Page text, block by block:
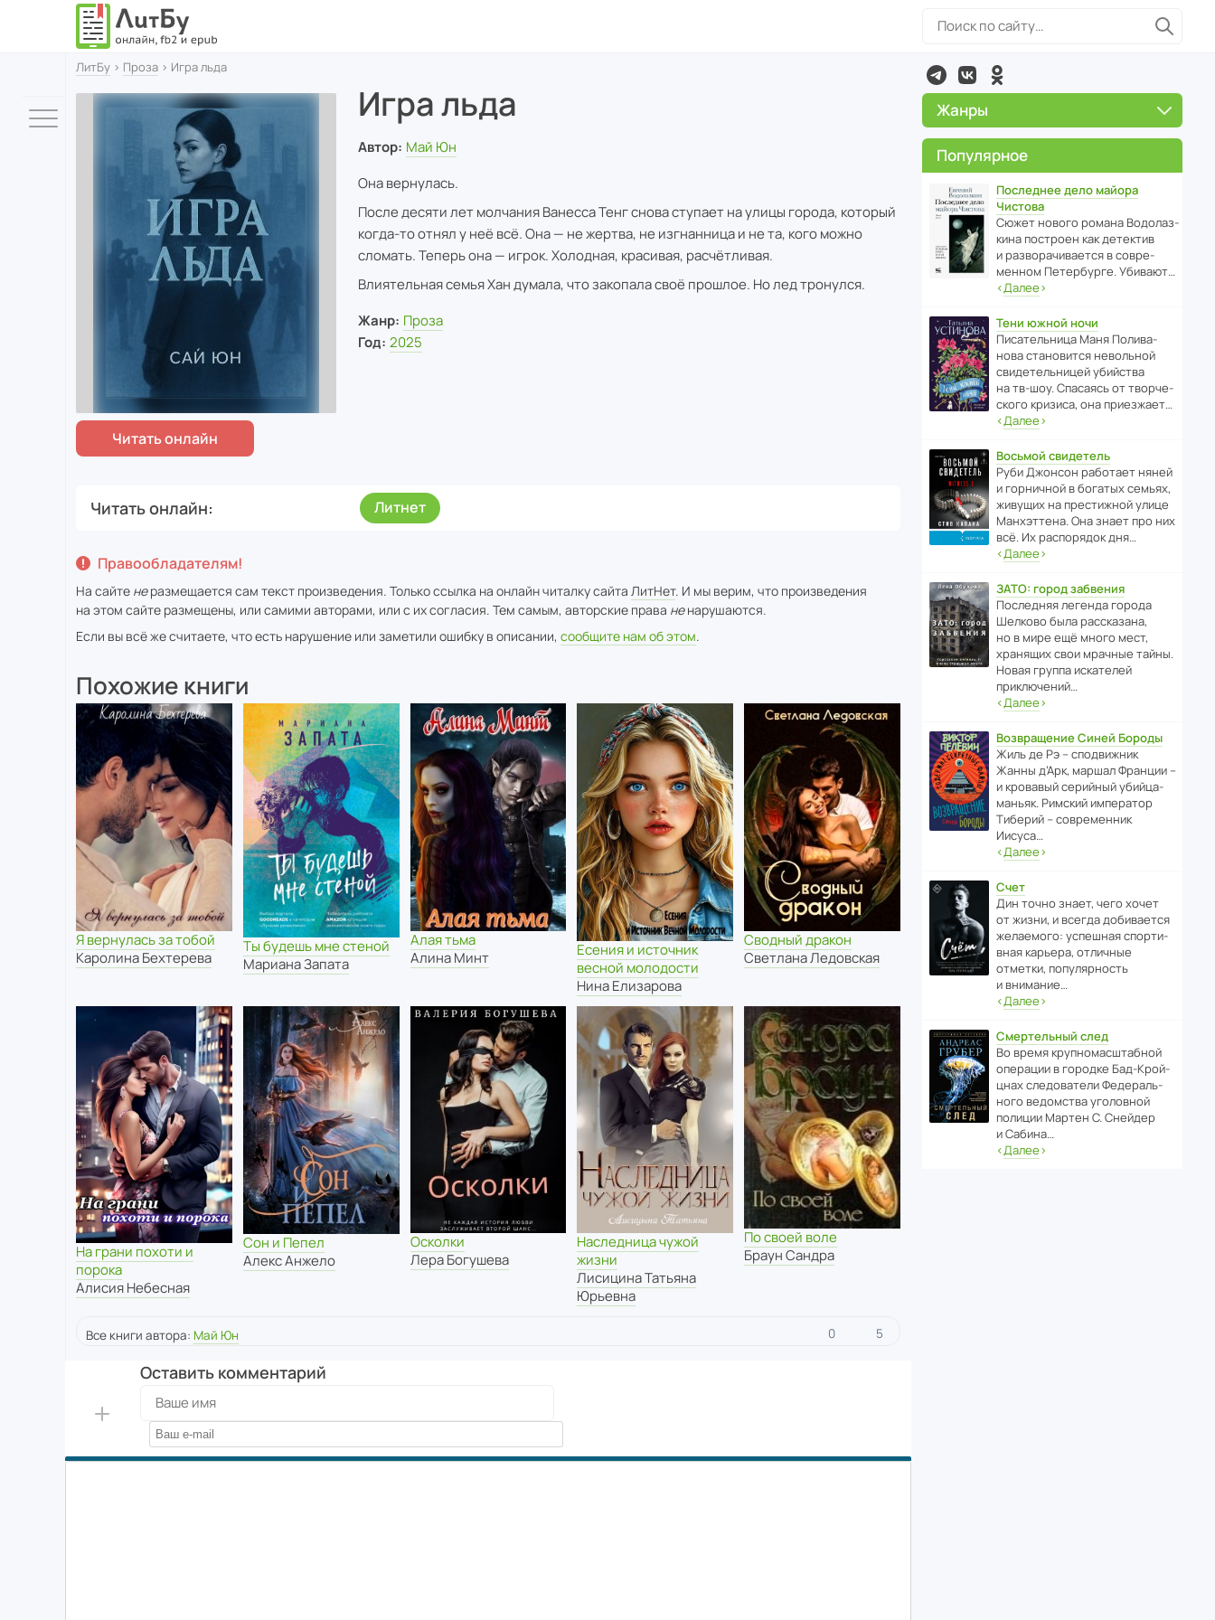
ЛитБу › Проза › Игра льда
Игра льда
Автор: Май Юн
Она вернулась.
После десяти лет молчания Ванесса Тенг снова ступает на улицы города, который
когда-то отнял у неё всё. Она — не жертва, не изгнанница и не та, кого можно
сломать. Теперь она — игрок. Холодная, красивая, расчётливая.
Влиятельная семья Хан думала, что закопала своё прошлое. Но лед тронулся.
Жанр: Проза
Год: 2025
Читать онлайн Литнет
Правообладателям!
На сайте неразмещается сам текст произведения. Только ссылка на онлайн читалку сайта ЛитНет. И мы верим, что произведения
на этом сайте размещены, или самими авторами, или с их согласия. Тем самым, авторские права ненарушаются.
Если вы всё же считаете, что есть нарушение или заметили ошибку в описании, сообщите нам об этом.
Похожие книги
Я вернулась за тобой
Каролина Бехтерева
Ты будешь мне стеной
Мариана Запата
Алая тьма
Алина Минт
Есения и источник
весной молодости
Нина Елизарова
Сводный дракон
Светлана Ледовская
На грани похоти и
порока
Алисия Небесная
Сон и Пепел
Алекс Анжело
Осколки
Лера Богушева
Наследница чужой
жизни
Лисицина Татьяна
Юрьевна
По своей воле
Браун Сандра
Все книги автора: Май Юн 0 5
Оставить комментарий
Жанры
Популярное
Последнее дело майора
Чистова
Сюжет нового романа Водо­ла­з­
кина пост­роен как дете­ктив
и разво­ра­чи­ва­ется в совре­
менном Пете­р­бурге. Убивают…
‹Далее›
Тени южной ночи
Писа­тель­ница Маня Поли­ва­
нова стано­вится невольной
свиде­тель­ницей убийства
на тв-шоу. Спасаясь от твор­че­
с­кого кризиса, она приезжает…
‹Далее›
Восьмой свидетель
Руби Джонсон рабо­тает няней
и горни­чной в богатых семьях,
живущих на прес­ти­жной улице
Манх­эт­тена. Она знает про них
всё. Их распо­рядок дня…
‹Далее›
ЗАТО: город забвения
После­дняя легенда города
Шелково была расска­зана,
но в мире ещё много мест,
хранящих свои мрачные тайны.
Новая группа иска­телей
приключений…
‹Далее›
Возвращение Синей Бороды
Жиль де Рэ – спод­ви­жник
Жанны д’Арк, маршал Франции –
и кровавый серийный убийца-
маньяк. Римский импе­ратор
Тиберий – совре­менник
Иисуса…
‹Далее›
Счет
Дин точно знает, чего хочет
от жизни, и всегда доби­ва­ется
жела­е­мого: успе­шная спор­ти­
вная карьера, отли­чные
отметки, попу­ля­р­ность
и внимание…
‹Далее›
Смертельный след
Во время круп­но­мас­ш­та­бной
операции в городке Бад‑Крой­
цнах следо­ва­тели Феде­раль­
ного ведомства уголо­вной
полиции Мартен С. Снейдер
и Сабина…
‹Далее›